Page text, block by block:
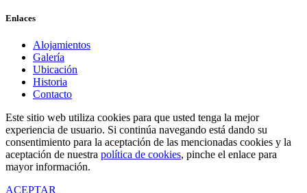
Enlaces
Alojamientos
Galería
Ubicación
Historia
Contacto
Este sitio web utiliza cookies para que usted tenga la mejor
experiencia de usuario. Si continúa navegando está dando su
consentimiento para la aceptación de las mencionadas cookies y la
aceptación de nuestra política de cookies, pinche el enlace para
mayor información.
ACEPTAR